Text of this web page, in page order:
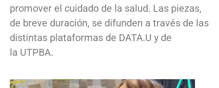
promover el cuidado de la salud. Las piezas,
de breve duración, se difunden a través de las
distintas plataformas de DATA.U y de
la UTPBA.